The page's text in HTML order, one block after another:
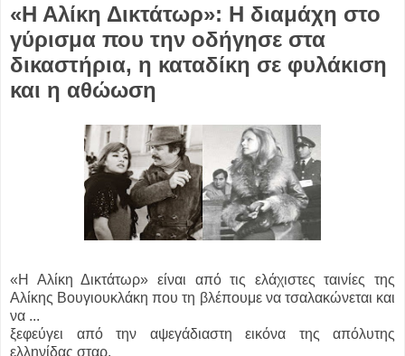
«Η Αλίκη Δικτάτωρ»: Η διαμάχη στο
γύρισμα που την οδήγησε στα
δικαστήρια, η καταδίκη σε φυλάκιση
και η αθώωση
«Η Αλίκη Δικτάτωρ» είναι από τις ελάχιστες ταινίες της
Αλίκης Βουγιουκλάκη που τη βλέπουμε να τσαλακώνεται και
να ...
ξεφεύγει από την αψεγάδιαστη εικόνα της απόλυτης
ελληνίδας σταρ.